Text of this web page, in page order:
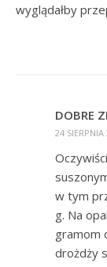
wyglądałby
DOBRE
24
w tym
g. Na
gramom
drożdży